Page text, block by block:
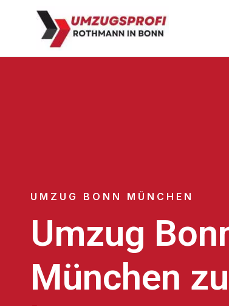
UMZUG BONN MÜNCHEN
Umzug
München